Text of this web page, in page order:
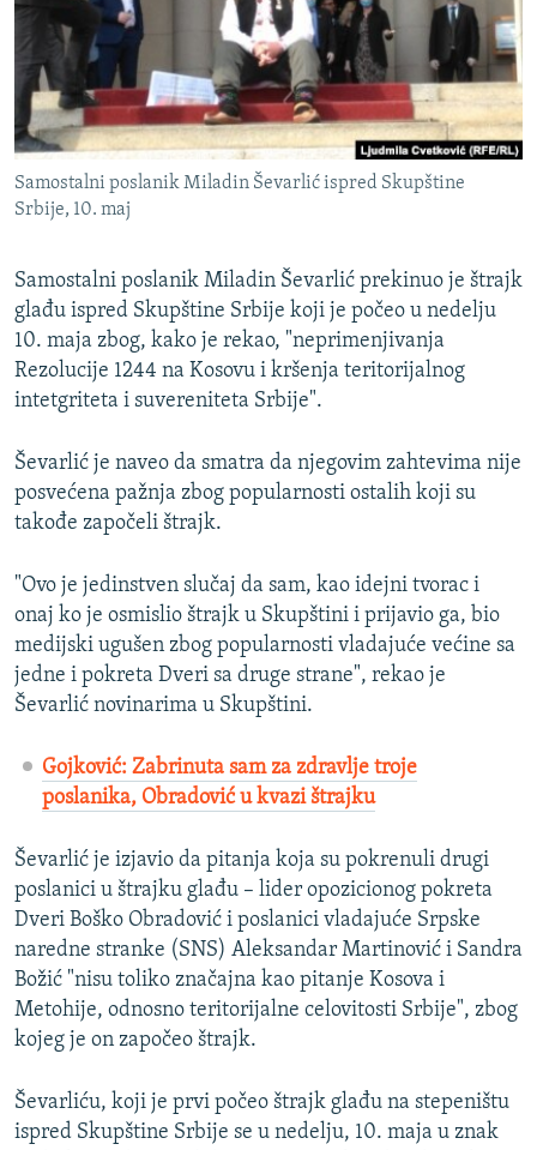
ISPRIČAJ MI
DNEVNO@RSE
SPECIJALI RSE
VIŠE OD NASLOVA
GENOCID U SREBRENICI
TV LIBERTY
POST SCRIPTUM
MOJA EVROPA
TRI DECENIJE OD RATA U BIH
SVE KARTE DEJTONA
NASTANAK I RASPAD JUGOSLAVIJE
PRATITE NAS
Sve RFE/RL stranice
Samostalni poslanik Miladin Ševarlić ispred Skupštine
Srbije, 10. maj
Samostalni poslanik Miladin Ševarlić prekinuo je štrajk
glađu ispred Skupštine Srbije koji je počeo u nedelju
10. maja zbog, kako je rekao, "neprimenjivanja
Rezolucije 1244 na Kosovu i kršenja teritorijalnog
intetgriteta i suvereniteta Srbije".
Ševarlić je naveo da smatra da njegovim zahtevima nije
posvećena pažnja zbog popularnosti ostalih koji su
takođe započeli štrajk.
"Ovo je jedinstven slučaj da sam, kao idejni tvorac i
onaj ko je osmislio štrajk u Skupštini i prijavio ga, bio
medijski ugušen zbog popularnosti vladajuće većine sa
jedne i pokreta Dveri sa druge strane", rekao je
Ševarlić novinarima u Skupštini.
Gojković: Zabrinuta sam za zdravlje troje
poslanika, Obradović u kvazi štrajku
Ševarlić je izjavio da pitanja koja su pokrenuli drugi
poslanici u štrajku glađu – lider opozicionog pokreta
Dveri Boško Obradović i poslanici vladajuće Srpske
naredne stranke (SNS) Aleksandar Martinović i Sandra
Božić "nisu toliko značajna kao pitanje Kosova i
Metohije, odnosno teritorijalne celovitosti Srbije", zbog
kojeg je on započeo štrajk.
Ševarliću, koji je prvi počeo štrajk glađu na stepeništu
ispred Skupštine Srbije se u nedelju, 10. maja u znak